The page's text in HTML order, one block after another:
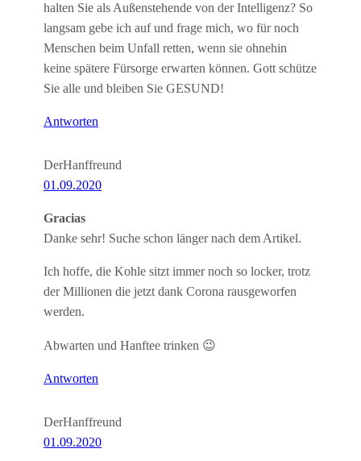
halten Sie als Außenstehende von der Intelligenz? So
langsam gebe ich auf und frage mich, wo für noch
Menschen beim Unfall retten, wenn sie ohnehin
keine spätere Fürsorge erwarten können. Gott schütze
Sie alle und bleiben Sie GESUND!
Antworten
DerHanffreund
01.09.2020
Gracias
Danke sehr! Suche schon länger nach dem Artikel.
Ich hoffe, die Kohle sitzt immer noch so locker, trotz
der Millionen die jetzt dank Corona rausgeworfen
werden.
Abwarten und Hanftee trinken 😉
Antworten
DerHanffreund
01.09.2020